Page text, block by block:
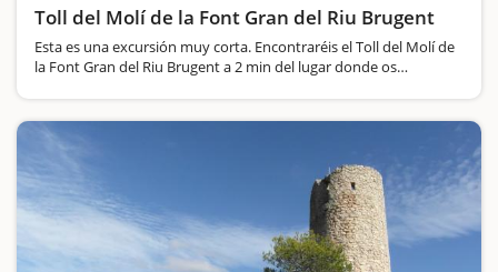
Toll del Molí de la Font Gran del Riu Brugent
Esta es una excursión muy corta. Encontraréis el Toll del Molí de
la Font Gran del Riu Brugent a 2 min del lugar donde os